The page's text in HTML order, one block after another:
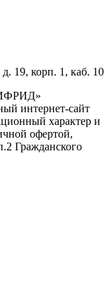
19, корп. 1, каб. 10
интернет-сайт
характер и
офертой,
Гражданского